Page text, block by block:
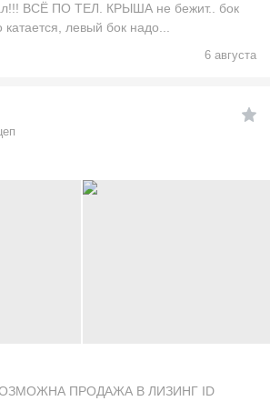
ВСЁ ПО ТЕЛ. КРЫША не бежит.. бок
левый бок надо...
6 августа
ПРОДАЖА В ЛИЗИНГ ID